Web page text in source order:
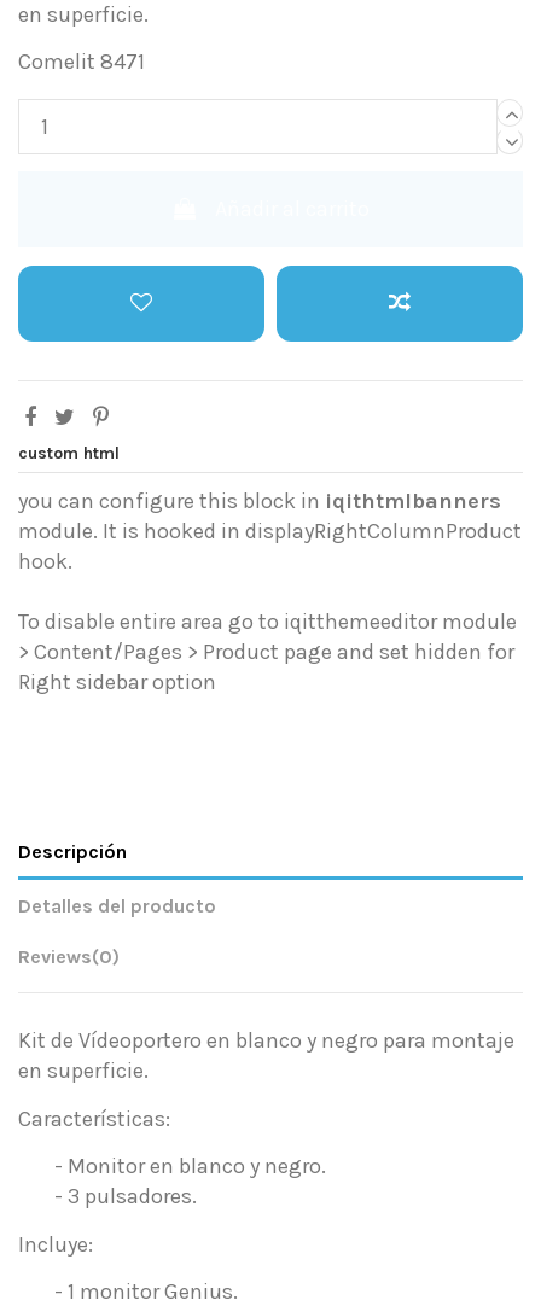
en superficie.
Comelit 8471
custom html
you can configure this block in iqithtmlbanners
module. It is hooked in displayRightColumnProduct
hook.
To disable entire area go to iqitthemeeditor module
> Content/Pages > Product page and set hidden for
Right sidebar option
Descripción
Detalles del producto
Reviews(0)
Kit de Vídeoportero en blanco y negro para montaje
en superficie.
Características:
- Monitor en blanco y negro.
- 3 pulsadores.
Incluye:
- 1 monitor Genius.